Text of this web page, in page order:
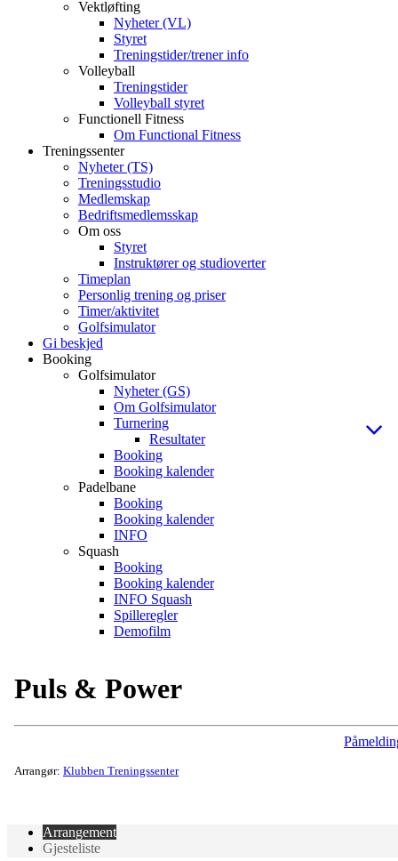
Vektløfting
Nyheter (VL)
Styret
Treningstider/trener info
Volleyball
Treningstider
Volleyball styret
Functionell Fitness
Om Functional Fitness
Treningssenter
Nyheter (TS)
Treningsstudio
Medlemskap
Bedriftsmedlemsskap
Om oss
Styret
Instruktører og studioverter
Timeplan
Personlig trening og priser
Timer/aktivitet
Golfsimulator
Gi beskjed
Booking
Golfsimulator
Nyheter (GS)
Om Golfsimulator
Turnering
Resultater
Booking
Booking kalender
Padelbane
Booking
Booking kalender
INFO
Squash
Booking
Booking kalender
INFO Squash
Spilleregler
Demofilm
Puls & Power
Arrangør: Klubben Treningssenter
Arrangement
Gjesteliste